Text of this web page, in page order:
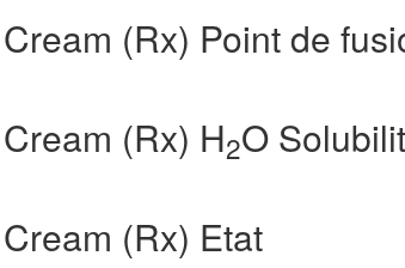
(Rx) Point de
(Rx) H2O
(Rx) Etat